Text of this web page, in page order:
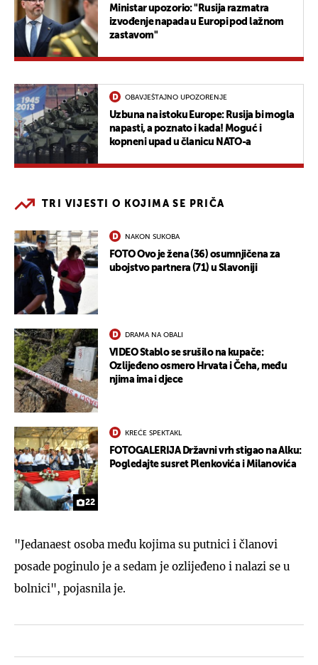
Ministar upozorio: "Rusija razmatra
izvođenje napada u Europi pod lažnom
zastavom"
OBAVJEŠTAJNO UPOZORENJE
Uzbuna na istoku Europe: Rusija bi mogla
napasti, a poznato i kada! Moguć i
kopneni upad u članicu NATO-a
TRI VIJESTI O KOJIMA SE PRIČA
NAKON SUKOBA
FOTO Ovo je žena (36) osumnjičena za
ubojstvo partnera (71) u Slavoniji
DRAMA NA OBALI
VIDEO Stablo se srušilo na kupače:
Ozlijeđeno osmero Hrvata i Čeha, među
njima ima i djece
22
KREĆE SPEKTAKL
FOTOGALERIJA Državni vrh stigao na Alku:
Pogledajte susret Plenkovića i Milanovića
"Jedanaest osoba među kojima su putnici i članovi
posade poginulo je a sedam je ozlijeđeno i nalazi se u
bolnici", pojasnila je.